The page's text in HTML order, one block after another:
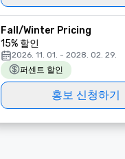
Fall/Winter Pricing
15% 할인
2026. 11. 01. - 2028. 02. 29.
퍼센트 할인
홍보 신청하기